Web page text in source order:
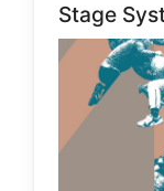
Stage